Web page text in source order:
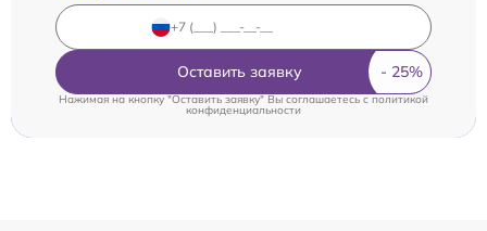
Оставить заявку
Нажимая на кнопку "Оставить заявку" Вы соглашаетесь cполитикой
конфиденциальности